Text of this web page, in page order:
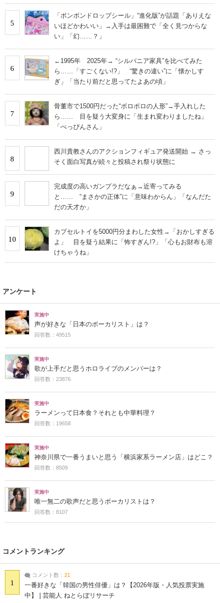
5
「ボンボンドロップシール」“進化版”が話題「ありえな
いほどかわいい」→入手は最困難で「全く見つからな
い」「幻……？」
6
←1995年 2025年→ “シルバニア家具”を比べてみた
ら……「すごくない!?」 “驚きの違い”に「懐かしす
ぎ」「当たり前だと思ってたよあの頃」
7
骨董市で1500円だった“ボロボロの人形”→手入れした
ら…… 目を疑う大変身に「生まれ変わりましたね」
「べっぴんさん」
8
西川貴教さんのアクションフィギュア発送開始 → さっ
そく面白写真が続々と投稿され祭り状態に
9
完成度の高いガンプラだなぁ→近寄ってみる
と…… “まさかの正体”に「意味わからん」「なんだた
だの天才か」
10
カプセルトイを5000円分まわした女性→「おかしすぎる
よ」 目を疑う結果に「怖すぎん!?」「心もお財布も溶
けちゃうね」
アンケート
実施中
声が好きな「日本のボーカリスト」は？
回答数：49515
実施中
歌が上手だと思うホロライブのメンバーは？
回答数：23876
実施中
ラーメンって日本食？それとも中華料理？
回答数：19658
実施中
神奈川県で一番うまいと思う「横浜家系ラーメン店」はどこ？
回答数：8509
実施中
唯一無二の歌声だと思うボーカリストは？
回答数：8107
コメントランキング
1
コメント数： 21
一番好きな「韓国の男性俳優」は？【2026年版・人気投票実施
中】 | 芸能人 ねとらぼリサーチ